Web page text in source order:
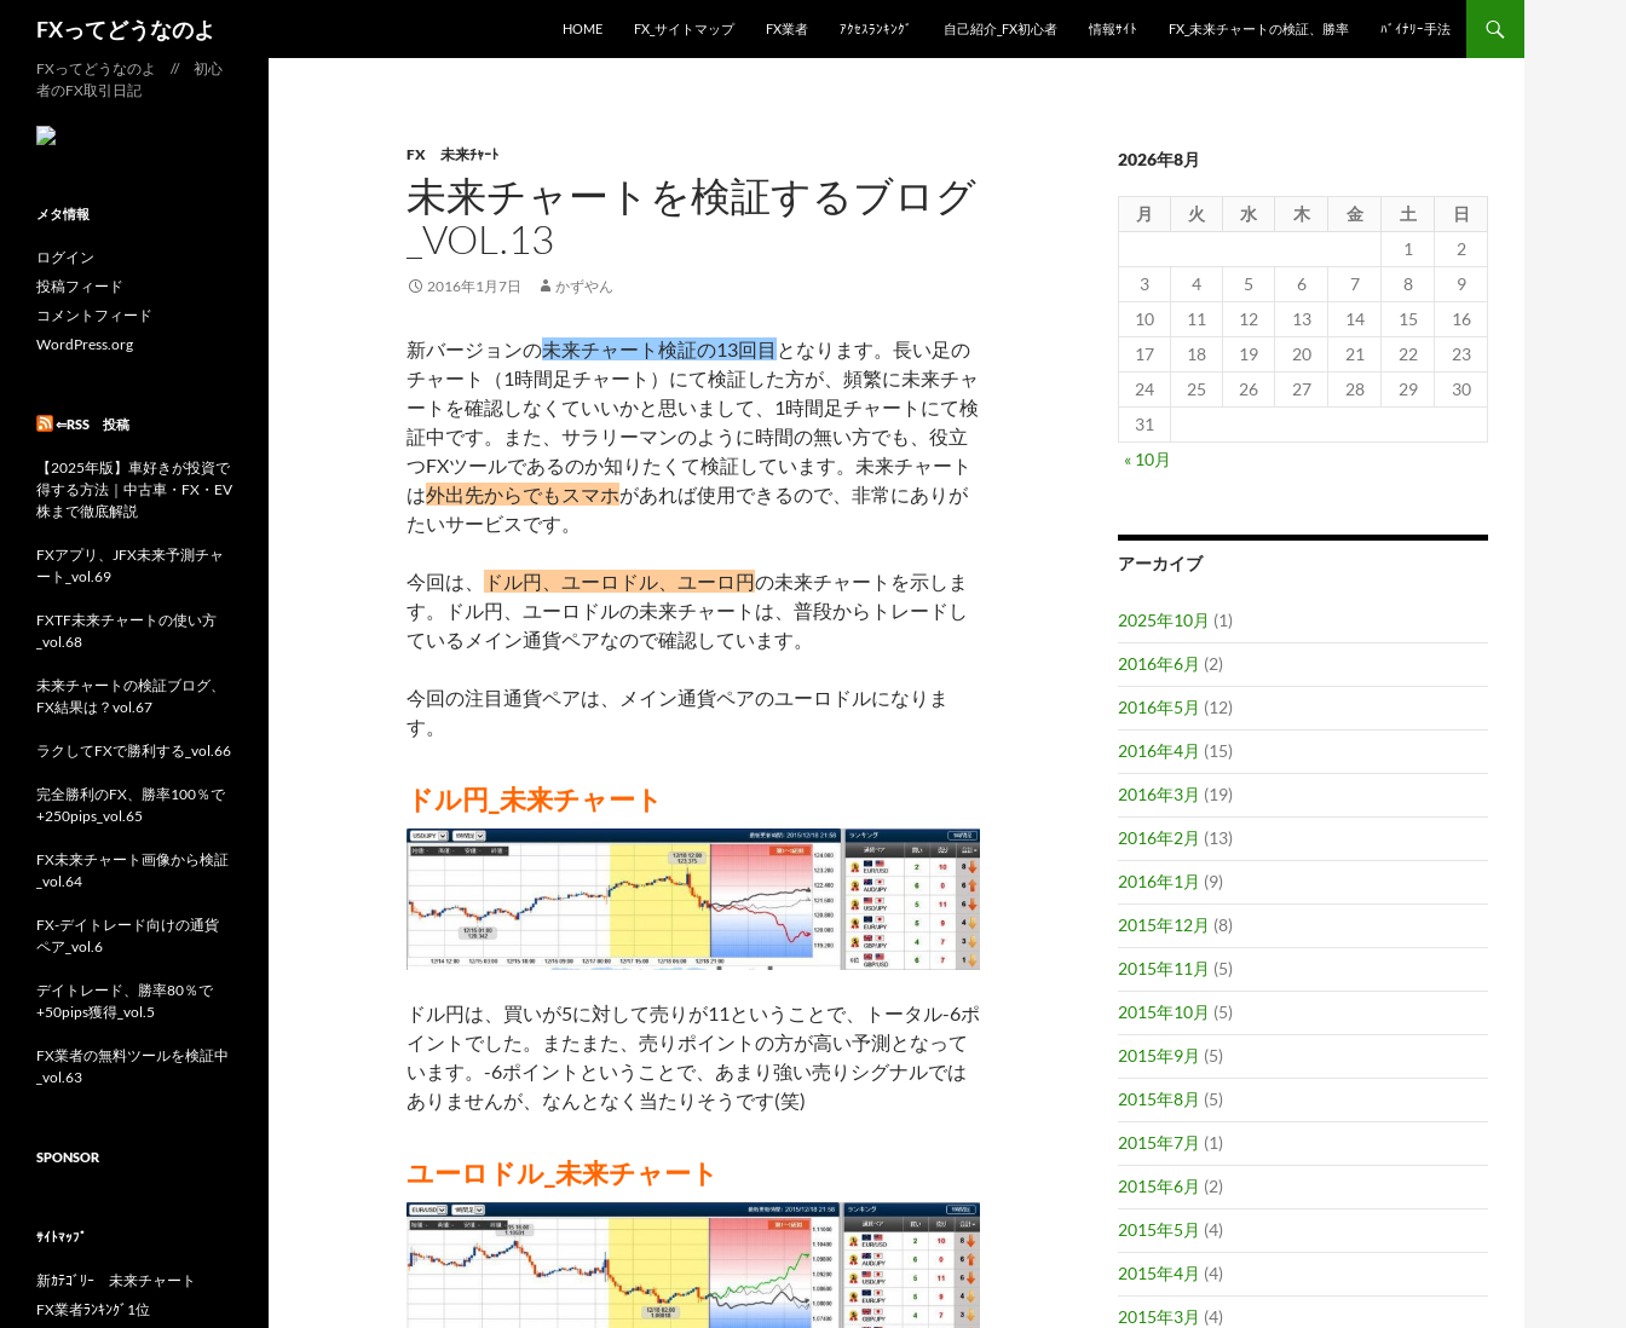
FXってどうなのよ HOME FX_サイトマップ FX業者 ｱｸｾｽﾗﾝｷﾝｸﾞ 自己紹介_FX初心者 情報ｻｲﾄ FX_未来チャートの検証、勝率 ﾊﾞｲﾅﾘｰ手法
FX 未来ﾁｬｰﾄ
未来チャートを検証するブログ
_VOL.13
2016年1月7日 かずやん
新バージョンの未来チャート検証の13回目 となります。長い足の
チャート（1時間足チャート）にて検証した方が、頻繁に未来チャ
ートを確認しなくていいかと思いまして、1時間足チャートにて検
証中です。また、サラリーマンのように時間の無い方でも、役立
つFXツールであるのか知りたくて検証しています。未来チャート
は外出先からでもスマホがあれば使用できるので、非常にありが
たいサービスです。
今回は、 ドル円、ユーロドル、ユーロ円の未来チャートを示しま
す。ドル円、ユーロドルの未来チャートは、普段からトレードし
ているメイン通貨ペアなので確認しています。
今回の注目通貨ペアは、メイン通貨ペアのユーロドルになりま
す。
ドル円_未来チャート
ドル円は、買いが5に対して売りが11ということで、トータル-6ポ
イントでした。またまた、売りポイントの方が高い予測となって
います。-6ポイントということで、あまり強い売りシグナルでは
ありませんが、なんとなく当たりそうです(笑)
ユーロドル_未来チャート
2026年8月
月 火 水 木 金 土
日
1
2
3
4 5 6 7 8
9
10
11 12 13 14 15
16
17
18 19 20 21 22
23
24
25 26 27 28 29
30
31
« 10月
アーカイブ
2025年10月 (1)
2016年6月 (2)
2016年5月 (12)
2016年4月 (15)
2016年3月 (19)
2016年2月 (13)
2016年1月 (9)
2015年12月 (8)
2015年11月 (5)
2015年10月 (5)
2015年9月 (5)
2015年8月 (5)
2015年7月 (1)
2015年6月 (2)
2015年5月 (4)
2015年4月 (4)
2015年3月 (4)
FXってどうなのよ // 初心
者のFX取引日記
メタ情報
ログイン
投稿フィード
コメントフィード
WordPress.org
⇐RSS 投稿
【2025年版】車好きが投資で
得する方法｜中古車・FX・EV
株まで徹底解説
FXアプリ、JFX未来予測チャ
ート_vol.69
FXTF未来チャートの使い方
_vol.68
未来チャートの検証ブログ、
FX結果は？vol.67
ラクしてFXで勝利する_vol.66
完全勝利のFX、勝率100％で
+250pips_vol.65
FX未来チャート画像から検証
_vol.64
FX-デイトレード向けの通貨
ペア_vol.6
デイトレード、勝率80％で
+50pips獲得_vol.5
FX業者の無料ツールを検証中
_vol.63
SPONSOR
ｻｲﾄﾏｯﾌﾟ
新ｶﾃｺﾞﾘｰ 未来チャート
FX業者ﾗﾝｷﾝｸﾞ1位